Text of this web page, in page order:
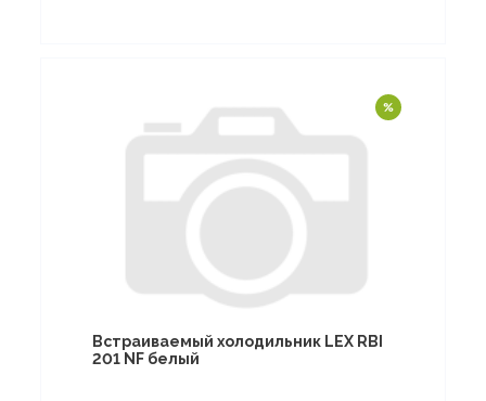
Встраиваемый холодильник LEX RBI
201 NF белый